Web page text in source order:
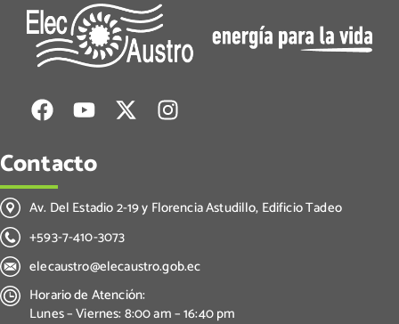
Contacto
Av. Del Estadio 2-19 y Florencia Astudillo, Edificio Tadeo
+593-7-410-3073
elecaustro@elecaustro.gob.ec
Horario de Atención:
Lunes – Viernes: 8:00 am – 16:40 pm